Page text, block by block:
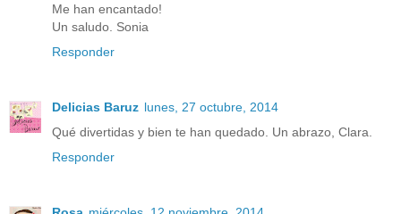
Me han encantado!
Un saludo. Sonia
Responder
Delicias Baruz lunes, 27 octubre, 2014
Qué divertidas y bien te han quedado. Un abrazo, Clara.
Responder